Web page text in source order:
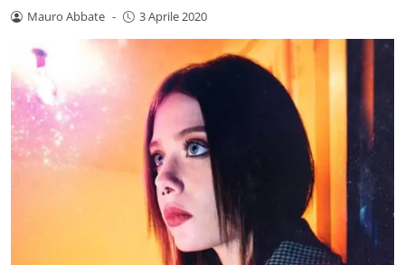
Mauro Abbate - 3 Aprile 2020